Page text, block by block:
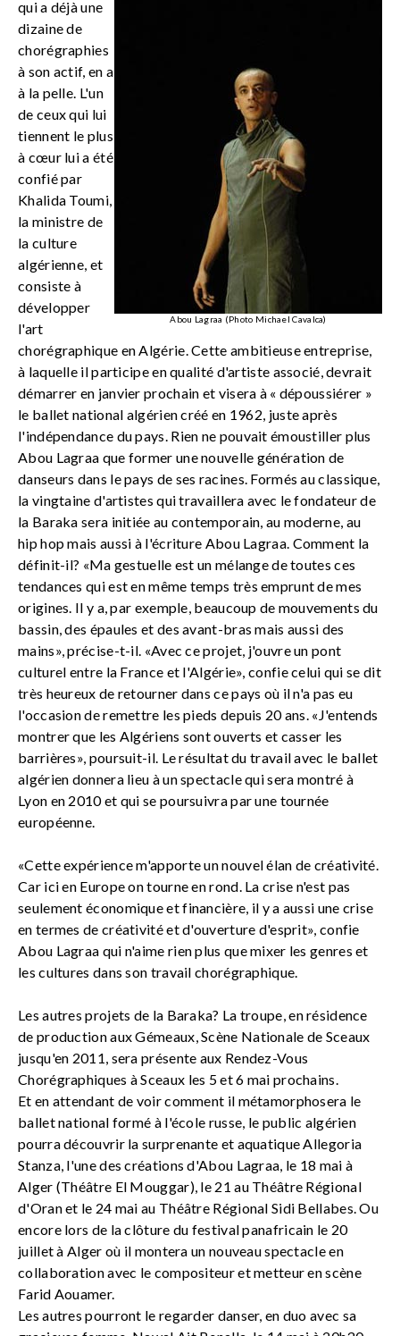
Abou Lagraa (Photo Michael Cavalca)
qui a déjà une
dizaine de
chorégraphies
à son actif, en a
à la pelle. L'un
de ceux qui lui
tiennent le plus
à cœur lui a été
confié par
Khalida Toumi,
la ministre de
la culture
algérienne, et
consiste à
développer
l'art
chorégraphique en Algérie. Cette ambitieuse entreprise,
à laquelle il participe en qualité d'artiste associé, devrait
démarrer en janvier prochain et visera à « dépoussiérer »
le ballet national algérien créé en 1962, juste après
l'indépendance du pays. Rien ne pouvait émoustiller plus
Abou Lagraa que former une nouvelle génération de
danseurs dans le pays de ses racines. Formés au classique,
la vingtaine d'artistes qui travaillera avec le fondateur de
la Baraka sera initiée au contemporain, au moderne, au
hip hop mais aussi à l'écriture Abou Lagraa. Comment la
définit-il? «Ma gestuelle est un mélange de toutes ces
tendances qui est en même temps très emprunt de mes
origines. Il y a, par exemple, beaucoup de mouvements du
bassin, des épaules et des avant-bras mais aussi des
mains», précise-t-il. «Avec ce projet, j'ouvre un pont
culturel entre la France et l'Algérie», confie celui qui se dit
très heureux de retourner dans ce pays où il n'a pas eu
l'occasion de remettre les pieds depuis 20 ans. «J'entends
montrer que les Algériens sont ouverts et casser les
barrières», poursuit-il. Le résultat du travail avec le ballet
algérien donnera lieu à un spectacle qui sera montré à
Lyon en 2010 et qui se poursuivra par une tournée
européenne.
«Cette expérience m'apporte un nouvel élan de créativité.
Car ici en Europe on tourne en rond. La crise n'est pas
seulement économique et financière, il y a aussi une crise
en termes de créativité et d'ouverture d'esprit», confie
Abou Lagraa qui n'aime rien plus que mixer les genres et
les cultures dans son travail chorégraphique.
Les autres projets de la Baraka? La troupe, en résidence
de production aux Gémeaux, Scène Nationale de Sceaux
jusqu'en 2011, sera présente aux Rendez-Vous
Chorégraphiques à Sceaux les 5 et 6 mai prochains.
Et en attendant de voir comment il métamorphosera le
ballet national formé à l'école russe, le public algérien
pourra découvrir la surprenante et aquatique Allegoria
Stanza, l'une des créations d'Abou Lagraa, le 18 mai à
Alger (Théâtre El Mouggar), le 21 au Théâtre Régional
d'Oran et le 24 mai au Théâtre Régional Sidi Bellabes. Ou
encore lors de la clôture du festival panafricain le 20
juillet à Alger où il montera un nouveau spectacle en
collaboration avec le compositeur et metteur en scène
Farid Aouamer.
Les autres pourront le regarder danser, en duo avec sa